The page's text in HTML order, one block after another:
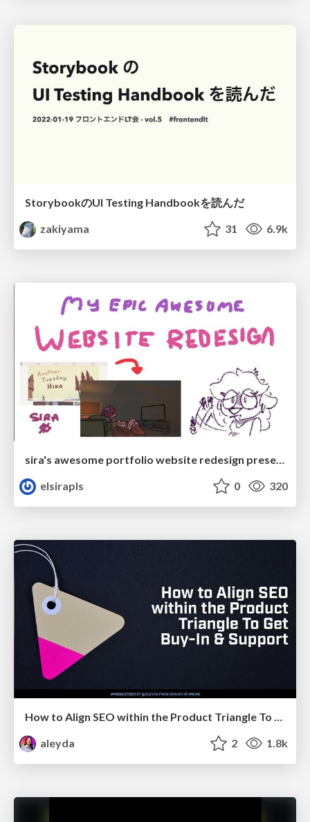
StorybookのUI Testing Handbookを読んだ
zakiyama
31 6.9k
sira's awesome portfolio website redesign presentation
elsirapls
0 320
How to Align SEO within the Product Triangle To Get Buy-In & Support - #RIMC
aleyda
2 1.8k